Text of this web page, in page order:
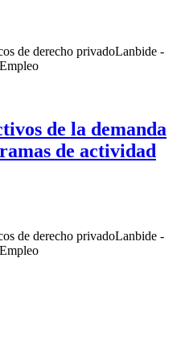
de derecho privadoLanbide -
de la demanda
de actividad
de derecho privadoLanbide -